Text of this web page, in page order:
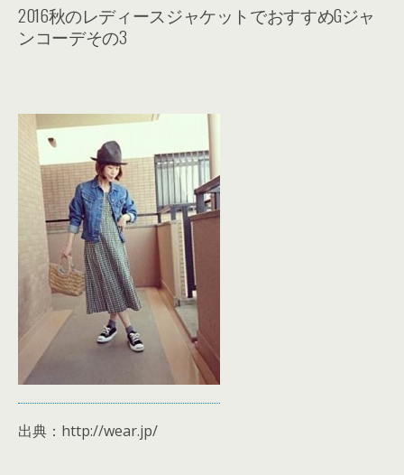
2016秋のレディースジャケットでおすすめGジャ
ンコーデその3
出典：http://wear.jp/